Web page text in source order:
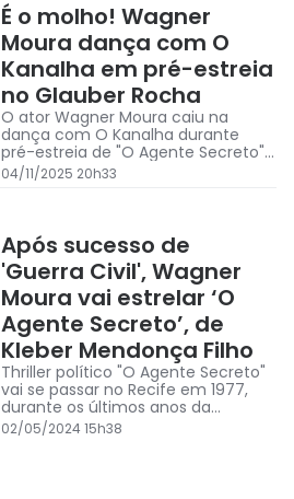
É o molho! Wagner
Moura dança com O
Kanalha em pré-estreia
no Glauber Rocha
O ator Wagner Moura caiu na
dança com O Kanalha durante
pré-estreia de "O Agente Secreto",
no Cine Glauber Rocha
04/11/2025 20h33
Após sucesso de
'Guerra Civil', Wagner
Moura vai estrelar ‘O
Agente Secreto’, de
Kleber Mendonça Filho
Thriller político "O Agente Secreto"
vai se passar no Recife em 1977,
durante os últimos anos da
Ditadura Militar
02/05/2024 15h38